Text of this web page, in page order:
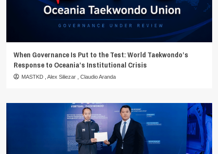
When Governance Is Put to the Test: World Taekwondo’s
Response to Oceania’s Institutional Crisis
MASTKD Alex Siliezar Claudio Aranda